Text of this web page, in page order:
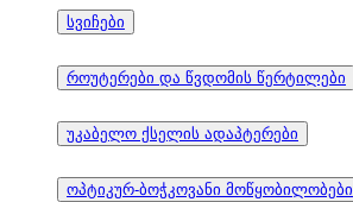
სვიჩები
როუტერები და წვდომის წერტილები
უკაბელო ქსელის ადაპტერები
ოპტიკურ-ბოჭკოვანი მოწყობილობები